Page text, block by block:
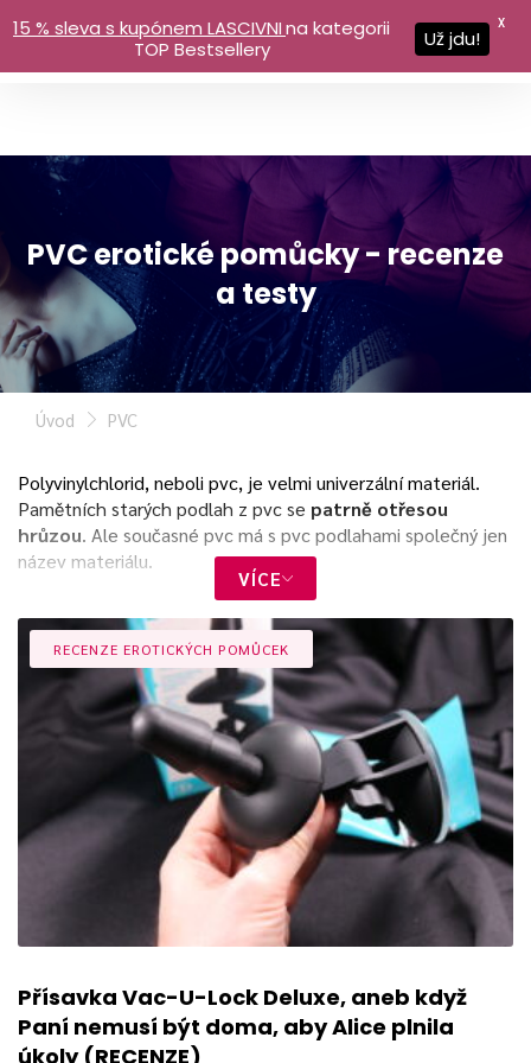
PVC erotické pomůcky - recenze
a testy
Úvod PVC
Polyvinylchlorid, neboli pvc, je velmi univerzální materiál.
Pamětních starých podlah z pvc se patrně otřesou
hrůzou. Ale současné pvc má s pvc podlahami společný jen
název materiálu.
Erotické pomůcky vyráběné z pvc současnými technologiemi
jsou provedeny kvalitně v moderním designu. Výhodou pvc
je odolnost, velmi snadná údržba avysoká míra hygieny
Vyzkošejte třeba dvojité dildo Doc Johnson, které je
vyrobeno z pvc. Příjemně vás překvapí pevnost, ale
zároveň vysoká poddajnost. Bonusem navíc je i příznivá
cena a jednoduchá čistitelnost.
Materiál známý jako polyvinylchlorid – je to porézní, a
hlavně docela nebezpečný materiál. Změkčovadla, která se
do něj přidávají totiž
můžou dráždit vaši pokožku.
Ještě
horší jsou ftaláty, které se do tohoto plastu pravidelně
přidávají.
VÍCE
RECENZE EROTICKÝCH POMŮCEK
Přísavka Vac-U-Lock Deluxe, aneb když
Paní nemusí být doma, aby Alice plnila
úkoly (RECENZE)
15 % sleva s kupónem LASCIVNIna kategorii
TOP Bestsellery
Už jdu!
X